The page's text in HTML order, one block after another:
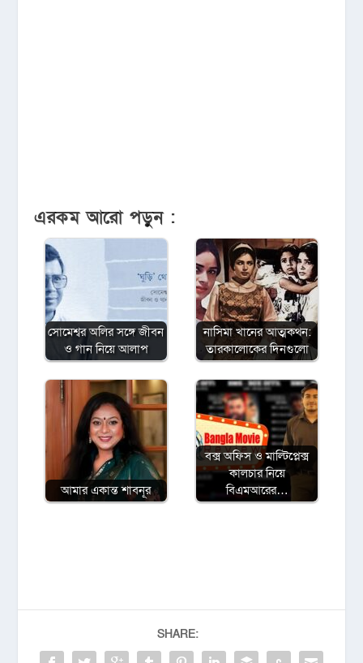
এরকম আরো পড়ুন :
সোমেশ্বর অলির সঙ্গে জীবন
ও গান নিয়ে আলাপ
নাসিমা খানের আত্মকথন:
তারকালোকের দিনগুলো
আমার একান্ত শাবনূর
বক্স অফিস ও মাল্টিপ্লেক্স
কালচার নিয়ে
বিএমআরের…
SHARE: